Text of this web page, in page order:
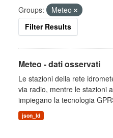
Groups:
Meteo
Filter Results
Meteo - dati osservati
Le stazioni della rete
via radio, mentre le stazioni
impiegano la tecnologia
json_ld